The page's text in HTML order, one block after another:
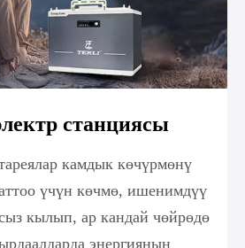
станциясы
камдык көчүрмөнү
үчүн көчмө, ишенимдүү
кылып, ар кандай чөйрөдө
энергиянын